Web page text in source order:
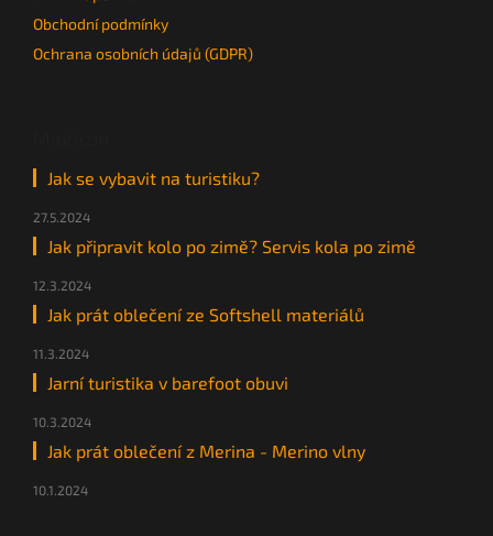
Obchodní podmínky
Ochrana osobních údajů (GDPR)
Jak se vybavit na turistiku?
27.5.2024
Jak připravit kolo po zimě? Servis kola po zimě
12.3.2024
Jak prát oblečení ze Softshell materiálů
11.3.2024
Jarní turistika v barefoot obuvi
10.3.2024
Jak prát oblečení z Merina - Merino vlny
10.1.2024